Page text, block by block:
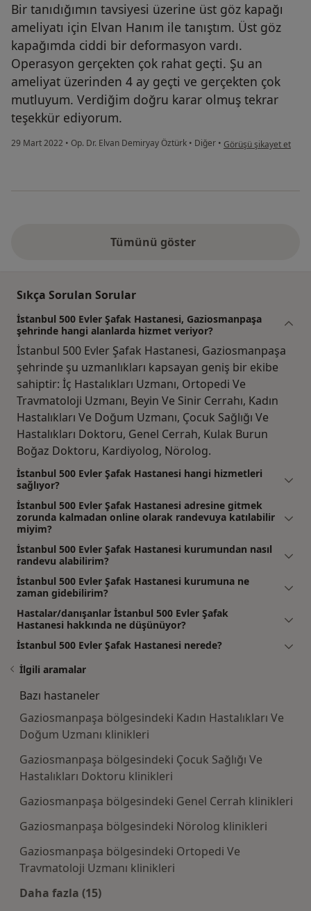
Bir tanıdığımın tavsiyesi üzerine üst göz kapağı
ameliyatı için Elvan Hanım ile tanıştım. Üst göz
kapağımda ciddi bir deformasyon vardı.
Operasyon gerçekten çok rahat geçti. Şu an
ameliyat üzerinden 4 ay geçti ve gerçekten çok
mutluyum. Verdiğim doğru karar olmuş tekrar
teşekkür ediyorum.
29 Mart 2022 • Op. Dr. Elvan Demiryay Öztürk • Diğer • kullanıcının görüşüne
Görüşü şikayet et
Tümünü göster
Sıkça Sorulan Sorular
İstanbul 500 Evler Şafak Hastanesi, Gaziosmanpaşa
şehrinde hangi alanlarda hizmet veriyor?
İstanbul 500 Evler Şafak Hastanesi, Gaziosmanpaşa
şehrinde şu uzmanlıkları kapsayan geniş bir ekibe
sahiptir: İç Hastalıkları Uzmanı, Ortopedi Ve
Travmatoloji Uzmanı, Beyin Ve Sinir Cerrahı, Kadın
Hastalıkları Ve Doğum Uzmanı, Çocuk Sağlığı Ve
Hastalıkları Doktoru, Genel Cerrah, Kulak Burun
Boğaz Doktoru, Kardiyolog, Nörolog.
İstanbul 500 Evler Şafak Hastanesi hangi hizmetleri
sağlıyor?
İstanbul 500 Evler Şafak Hastanesi adresine gitmek
zorunda kalmadan online olarak randevuya katılabilir
miyim?
İstanbul 500 Evler Şafak Hastanesi kurumundan nasıl
randevu alabilirim?
İstanbul 500 Evler Şafak Hastanesi kurumuna ne
zaman gidebilirim?
Hastalar/danışanlar İstanbul 500 Evler Şafak
Hastanesi hakkında ne düşünüyor?
İstanbul 500 Evler Şafak Hastanesi nerede?
İlgili aramalar
Bazı hastaneler
Gaziosmanpaşa bölgesindeki Kadın Hastalıkları Ve
Doğum Uzmanı klinikleri
Gaziosmanpaşa bölgesindeki Çocuk Sağlığı Ve
Hastalıkları Doktoru klinikleri
Gaziosmanpaşa bölgesindeki Genel Cerrah klinikleri
Gaziosmanpaşa bölgesindeki Nörolog klinikleri
Gaziosmanpaşa bölgesindeki Ortopedi Ve
Travmatoloji Uzmanı klinikleri
Daha fazla (15)